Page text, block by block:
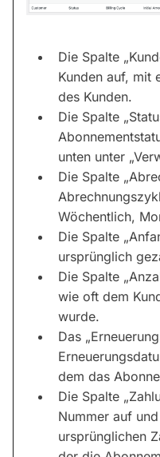
Die Spalte
Kunden auf, mit
des Kunden.
Die Spalte
unten unter
Die Spalte
Wöchentlich,
Die Spalte
ursprünglich
Die Spalte
wie oft dem
wurde.
Das
dem das
Die Spalte
Nummer auf
ursprünglichen